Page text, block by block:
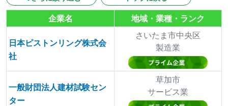
企業名 地域・業種・ランク
日本ピストンリング株式会
社
さいたま市中央区
製造業
一般財団法人建材試験セン
ター
草加市
サービス業